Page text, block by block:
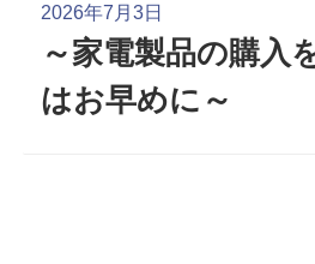
2026年7月3日
～家電製品の購入
はお早めに～